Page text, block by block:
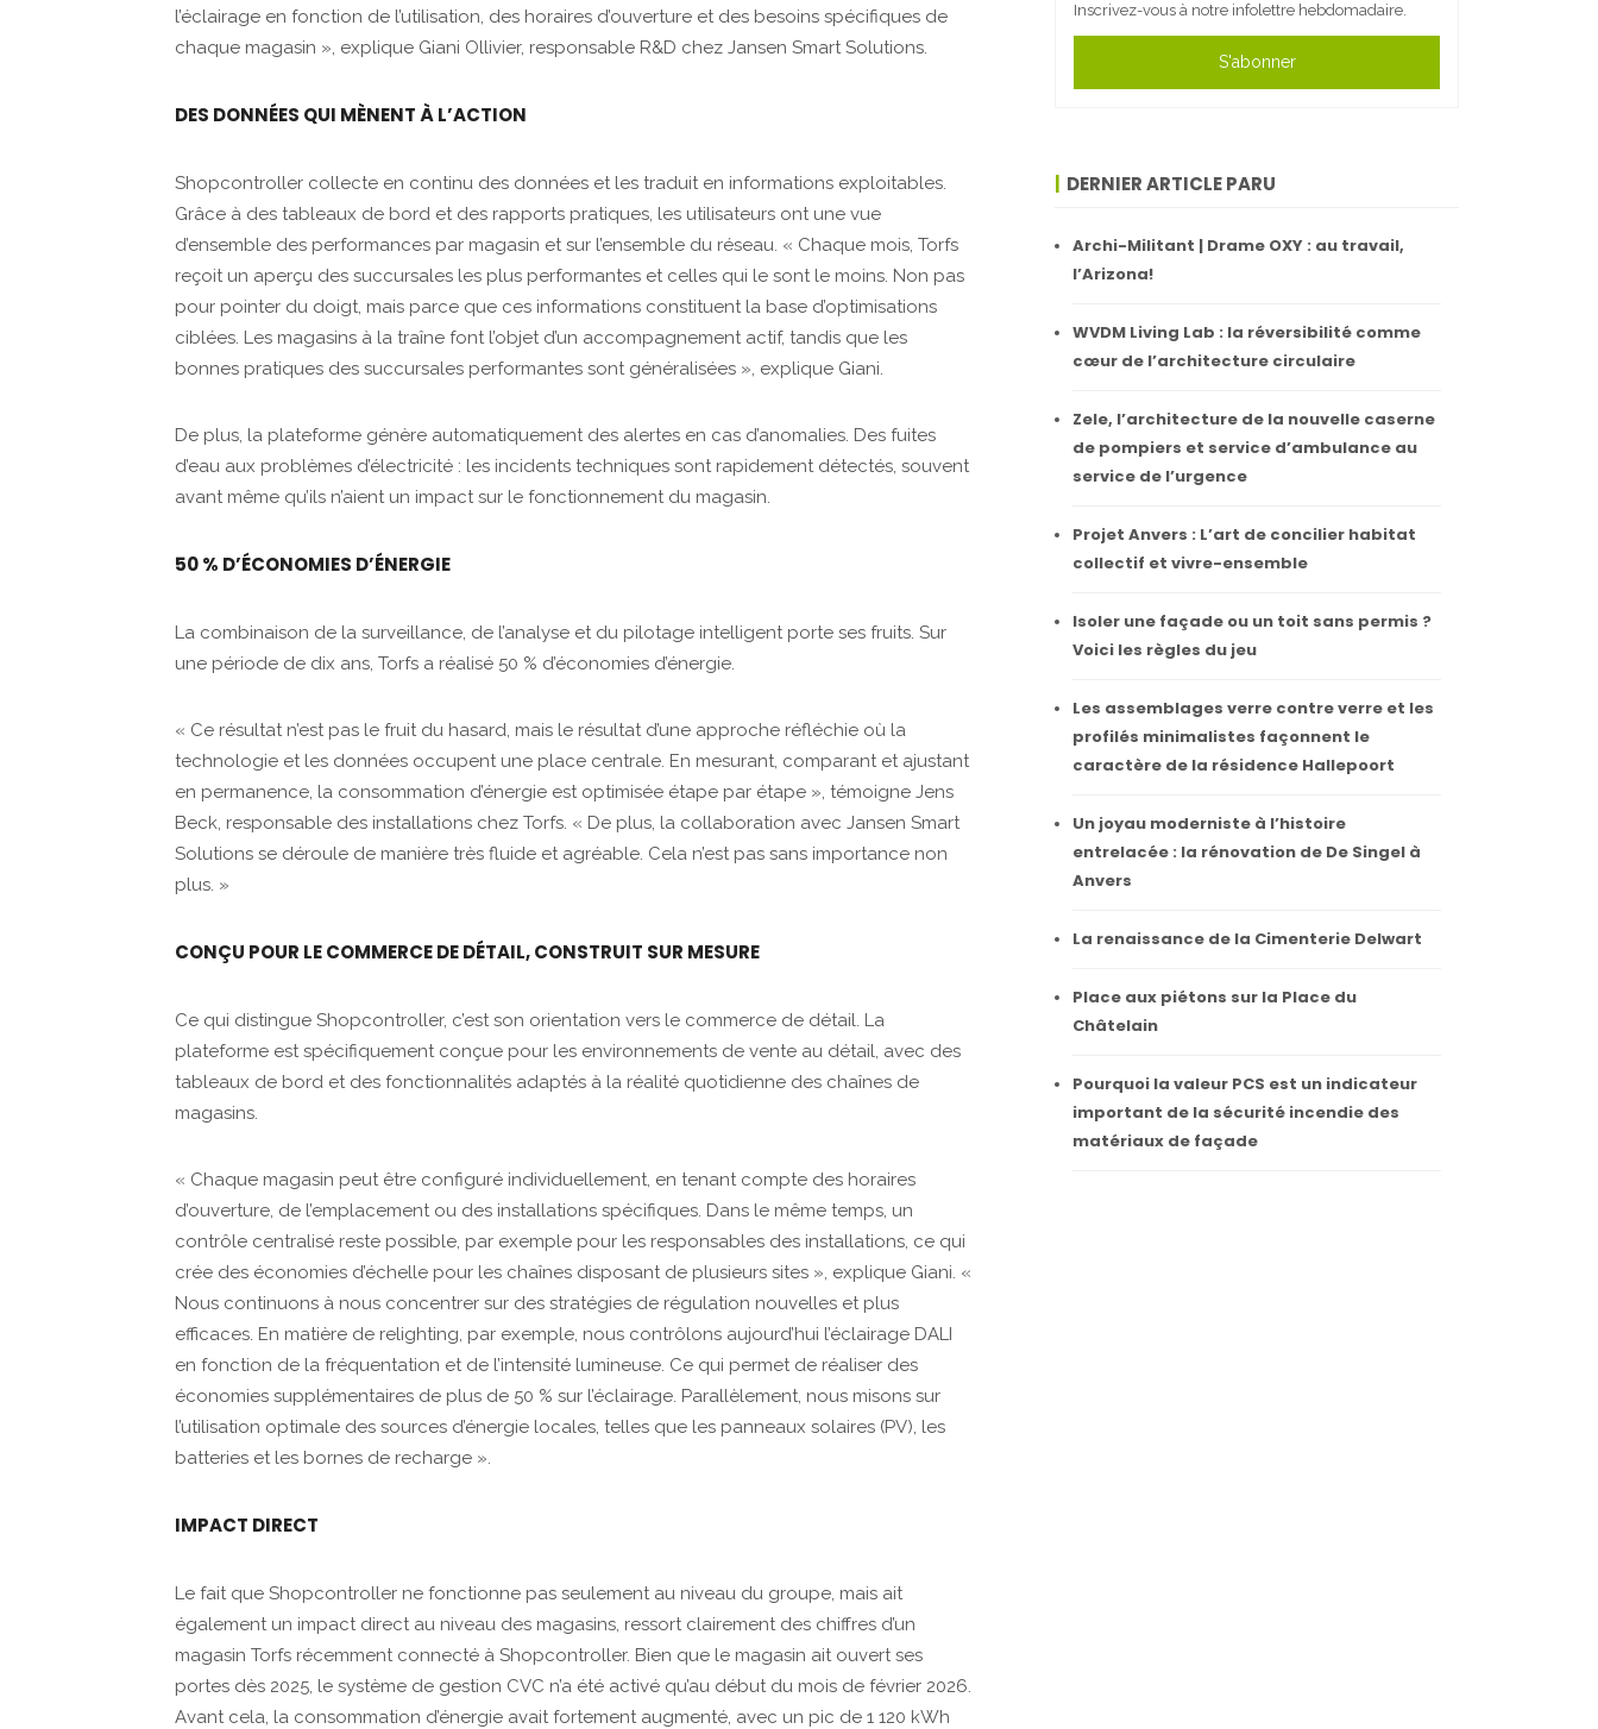
l’éclairage en fonction de l’utilisation, des horaires d’ouverture et des besoins spécifiques de
chaque magasin », explique Giani Ollivier, responsable R&D chez Jansen Smart Solutions.
DES DONNÉES QUI MÈNENT À L’ACTION
Shopcontroller collecte en continu des données et les traduit en informations exploitables.
Grâce à des tableaux de bord et des rapports pratiques, les utilisateurs ont une vue
d’ensemble des performances par magasin et sur l’ensemble du réseau. « Chaque mois, Torfs
reçoit un aperçu des succursales les plus performantes et celles qui le sont le moins. Non pas
pour pointer du doigt, mais parce que ces informations constituent la base d’optimisations
ciblées. Les magasins à la traîne font l’objet d’un accompagnement actif, tandis que les
bonnes pratiques des succursales performantes sont généralisées », explique Giani.
De plus, la plateforme génère automatiquement des alertes en cas d’anomalies. Des fuites
d’eau aux problèmes d’électricité : les incidents techniques sont rapidement détectés, souvent
avant même qu’ils n’aient un impact sur le fonctionnement du magasin.
50 % D’ÉCONOMIES D’ÉNERGIE
La combinaison de la surveillance, de l’analyse et du pilotage intelligent porte ses fruits. Sur
une période de dix ans, Torfs a réalisé 50 % d’économies d’énergie.
« Ce résultat n’est pas le fruit du hasard, mais le résultat d’une approche réfléchie où la
technologie et les données occupent une place centrale. En mesurant, comparant et ajustant
en permanence, la consommation d’énergie est optimisée étape par étape », témoigne Jens
Beck, responsable des installations chez Torfs. « De plus, la collaboration avec Jansen Smart
Solutions se déroule de manière très fluide et agréable. Cela n’est pas sans importance non
plus. »
CONÇU POUR LE COMMERCE DE DÉTAIL, CONSTRUIT SUR MESURE
Ce qui distingue Shopcontroller, c’est son orientation vers le commerce de détail. La
plateforme est spécifiquement conçue pour les environnements de vente au détail, avec des
tableaux de bord et des fonctionnalités adaptés à la réalité quotidienne des chaînes de
magasins.
« Chaque magasin peut être configuré individuellement, en tenant compte des horaires
d’ouverture, de l’emplacement ou des installations spécifiques. Dans le même temps, un
contrôle centralisé reste possible, par exemple pour les responsables des installations, ce qui
crée des économies d’échelle pour les chaînes disposant de plusieurs sites », explique Giani. «
Nous continuons à nous concentrer sur des stratégies de régulation nouvelles et plus
efficaces. En matière de relighting, par exemple, nous contrôlons aujourd’hui l’éclairage DALI
en fonction de la fréquentation et de l’intensité lumineuse. Ce qui permet de réaliser des
économies supplémentaires de plus de 50 % sur l’éclairage. Parallèlement, nous misons sur
l’utilisation optimale des sources d’énergie locales, telles que les panneaux solaires (PV), les
batteries et les bornes de recharge ».
IMPACT DIRECT
Le fait que Shopcontroller ne fonctionne pas seulement au niveau du groupe, mais ait
également un impact direct au niveau des magasins, ressort clairement des chiffres d’un
magasin Torfs récemment connecté à Shopcontroller. Bien que le magasin ait ouvert ses
portes dès 2025, le système de gestion CVC n’a été activé qu’au début du mois de février 2026.
Avant cela, la consommation d’énergie avait fortement augmenté, avec un pic de 1 120 kWh
Inscrivez-vous à notre infolettre hebdomadaire.
S'abonner
DERNIER ARTICLE PARU
Archi-Militant | Drame OXY : au travail,
l’Arizona!
WVDM Living Lab : la réversibilité comme
cœur de l’architecture circulaire
Zele, l’architecture de la nouvelle caserne
de pompiers et service d’ambulance au
service de l’urgence
Projet Anvers : L’art de concilier habitat
collectif et vivre-ensemble
Isoler une façade ou un toit sans permis ?
Voici les règles du jeu
Les assemblages verre contre verre et les
profilés minimalistes façonnent le
caractère de la résidence Hallepoort
Un joyau moderniste à l’histoire
entrelacée : la rénovation de De Singel à
Anvers
La renaissance de la Cimenterie Delwart
Place aux piétons sur la Place du
Châtelain
Pourquoi la valeur PCS est un indicateur
important de la sécurité incendie des
matériaux de façade